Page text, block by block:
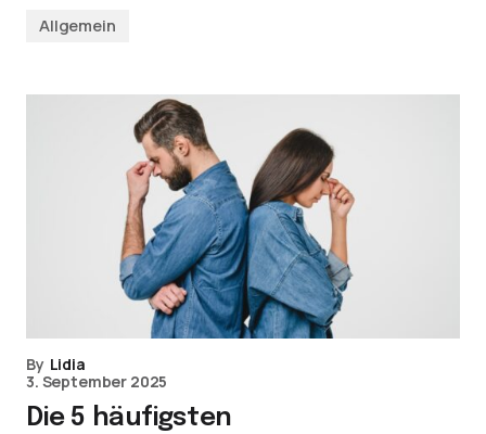
Allgemein
By Lidia
3. September 2025
Die 5 häufigsten